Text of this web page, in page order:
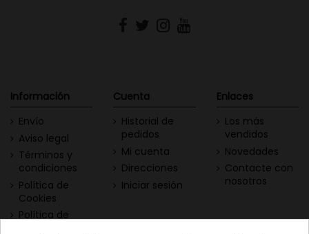
Información
Envío
Aviso legal
Términos y
condiciones
Política de
Cookies
Política de
Cuenta
Historial de
pedidos
Mi cuenta
Direcciones
Iniciar sesión
Enlaces
Los más
vendidos
Novedades
Contacte con
nosotros